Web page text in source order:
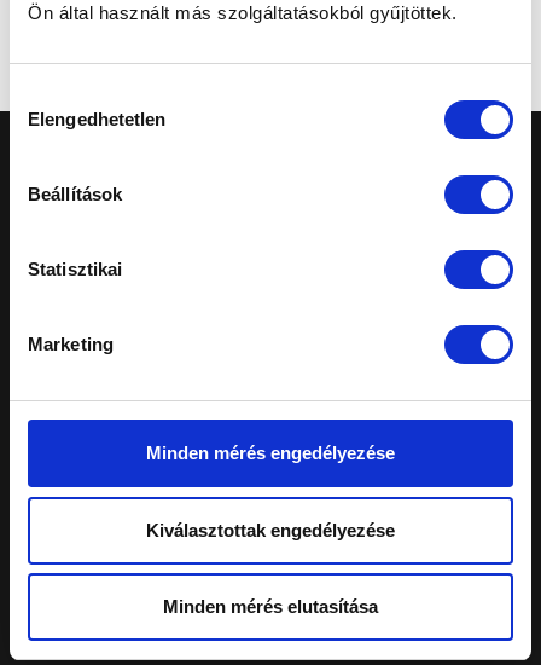
Ön által használt más szolgáltatásokból gyűjtöttek.
kiválasztása
Elengedhetetlen
Beállítások
Statisztikai
Marketing
Minden mérés engedélyezése
Kiválasztottak engedélyezése
Minden mérés elutasítása
Mégse
Konkrét, személyreszabott ajánlatokért fordulj
Telephelyeinken ezekkel a kártyákkal fizethet:
Autóvásárlás